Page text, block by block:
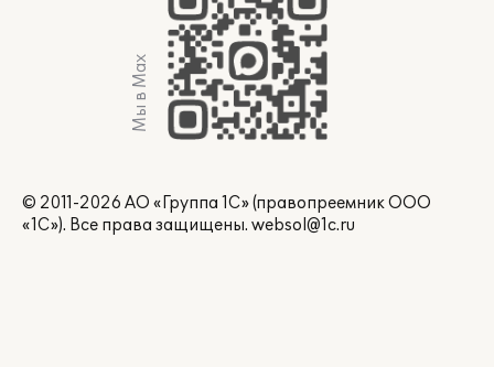
Мы в Max
© 2011-2026 АО «Группа 1С» (правопреемник ООО
«1С»). Все права защищены. websol@1c.ru